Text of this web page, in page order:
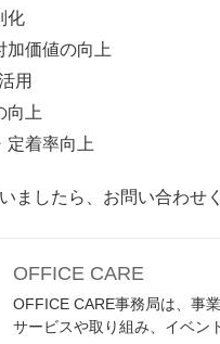
化
加価値の向上
用
向上
定着率向上
ましたら、お問い合わせ
OFFICE CARE
OFFICE CARE事務局は、事
サービスや取り組み、イベン